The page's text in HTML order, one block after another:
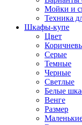
Мойки и
Техника
Шкафы-купе
Цвет
Серые
Темные
Черные
Светлые
Белые
Венге
Размер